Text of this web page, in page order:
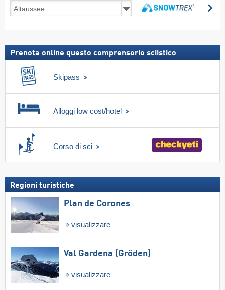
sulla
incl.
Prenota online questo comprensorio sciistico
Skipass
Alloggi low cost/hotel
Corso di sci
Regioni turistiche
Plan de Corones
visualizzare
Val Gardena (Gröden)
visualizzare